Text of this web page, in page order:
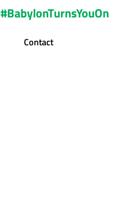
#BabylonTurnsYouOn
Contact